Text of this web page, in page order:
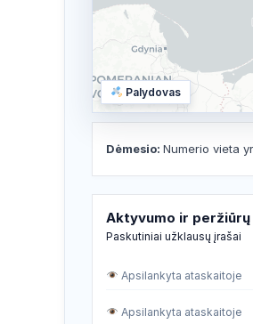
Palydovas
Dėmesio: Numerio vieta
Aktyvumo ir
Paskutiniai užklausų įrašai
Apsilankyta ataskaitoje
Apsilankyta ataskaitoje